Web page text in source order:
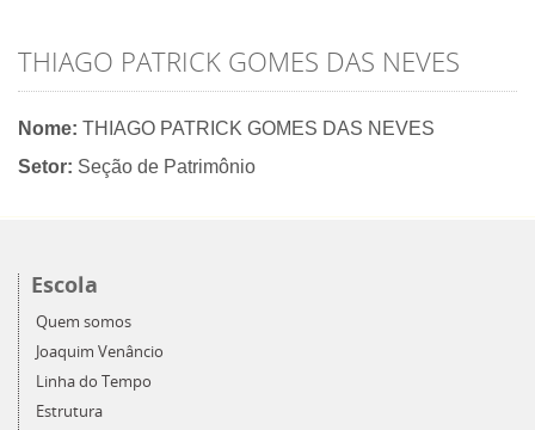
THIAGO PATRICK GOMES DAS NEVES
Nome: THIAGO PATRICK GOMES DAS NEVES
Setor: Seção de Patrimônio
Escola
Quem somos
Joaquim Venâncio
Linha do Tempo
Estrutura